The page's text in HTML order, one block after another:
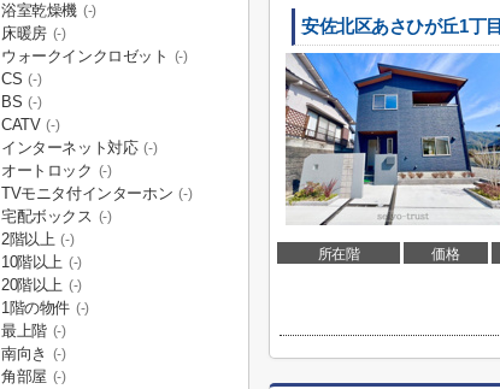
安佐北区あさひが丘1丁目
所在階 価格
浴室乾燥機 (-)
床暖房 (-)
ウォークインクロゼット (-)
CS (-)
BS (-)
CATV (-)
インターネット対応 (-)
オートロック (-)
TVモニタ付インターホン (-)
宅配ボックス (-)
2階以上 (-)
10階以上 (-)
20階以上 (-)
1階の物件 (-)
最上階 (-)
南向き (-)
角部屋 (-)